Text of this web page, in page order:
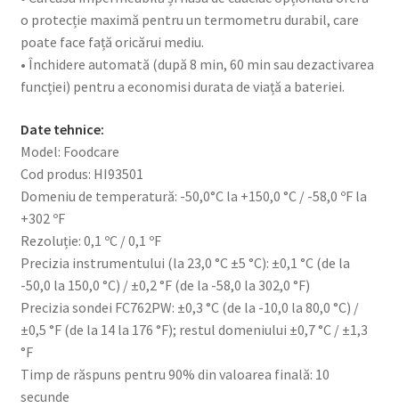
o protecție maximă pentru un termometru durabil, care
poate face față oricărui mediu.
• Închidere automată (după 8 min, 60 min sau dezactivarea
funcției) pentru a economisi durata de viață a bateriei.
Date tehnice:
Model: Foodcare
Cod produs: HI93501
Domeniu de temperatură: -50,0°C la +150,0 °C / -58,0 ºF la
+302 ºF
Rezoluție: 0,1 ºC / 0,1 ºF
Precizia instrumentului (la 23,0 °C ±5 °C): ±0,1 °C (de la
-50,0 la 150,0 °C) / ±0,2 °F (de la -58,0 la 302,0 °F)
Precizia sondei FC762PW: ±0,3 °C (de la -10,0 la 80,0 °C) /
±0,5 °F (de la 14 la 176 °F); restul domeniului ±0,7 °C / ±1,3
°F
Timp de răspuns pentru 90% din valoarea finală: 10
secunde